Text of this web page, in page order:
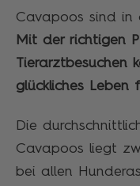
Cavapoos sind in
Mit der richtigen
Tierarztbesuchen
glückliches Leben
Die
Cavapoos liegt
bei allen